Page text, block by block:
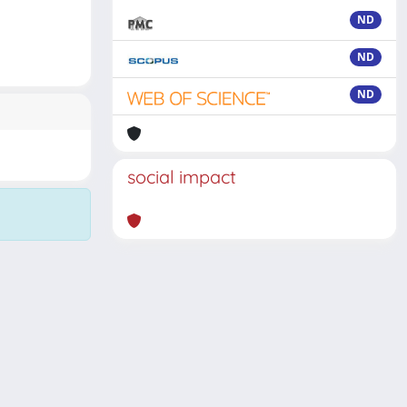
ND
ND
ND
social impact